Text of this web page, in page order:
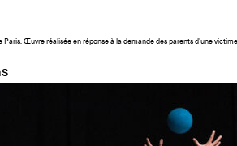
Paris. Œuvre réalisée en réponse à la demande des parents d'une